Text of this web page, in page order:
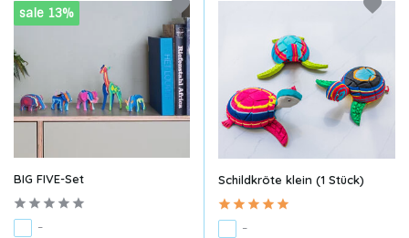
sale 13%
BIG FIVE-Set
-
Schildkröte klein (1 Stück)
-